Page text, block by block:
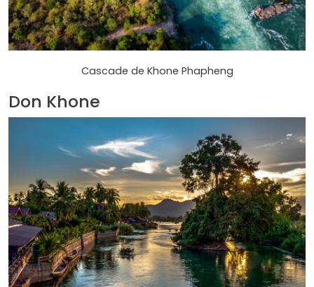
Cascade de Khone Phapheng
Don Khone